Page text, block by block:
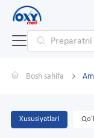
Bosh sahifa
Xususiyatlari